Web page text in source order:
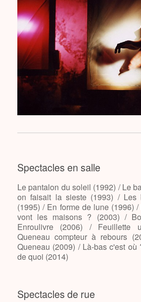
Spectacles en salle
Le pantalon du soleil (1992) / Le
on faisait la sieste (1993) / Les
(1995) / En forme de lune (1996)
vont les maisons ? (2003) /
Enroulivre (2006) / Feuillette
Queneau compteur à rebours
Queneau (2009) / Là-bas c'est où
de quoi (2014)
Spectacles de rue